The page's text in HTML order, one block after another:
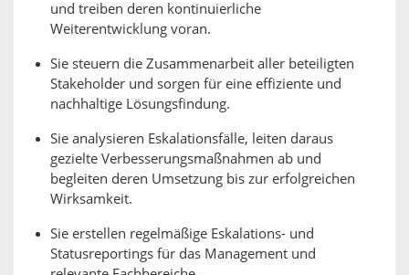
und treiben deren kontinuierliche
Weiterentwicklung voran.
Sie steuern die Zusammenarbeit aller beteiligten
Stakeholder und sorgen für eine effiziente und
nachhaltige Lösungsfindung.
Sie analysieren Eskalationsfälle, leiten daraus
gezielte Verbesserungsmaßnahmen ab und
begleiten deren Umsetzung bis zur erfolgreichen
Wirksamkeit.
Sie erstellen regelmäßige Eskalations- und
Statusreportings für das Management und